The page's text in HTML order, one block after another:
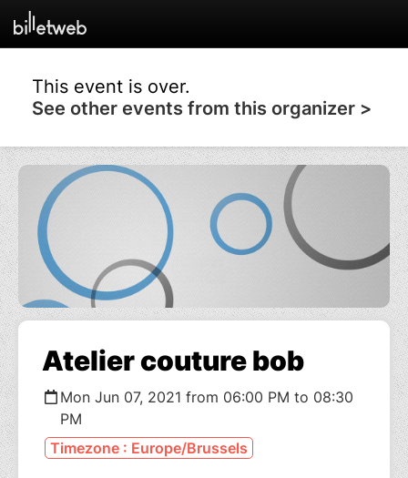
This event is over.
See other events from this organizer >
Atelier couture bob
Mon Jun 07, 2021 from 06:00 PM to 08:30
PM
Timezone : Europe/Brussels